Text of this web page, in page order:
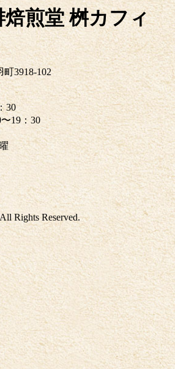
煎堂 桝カフィ
3918-102
30
19：30
Rights Reserved.